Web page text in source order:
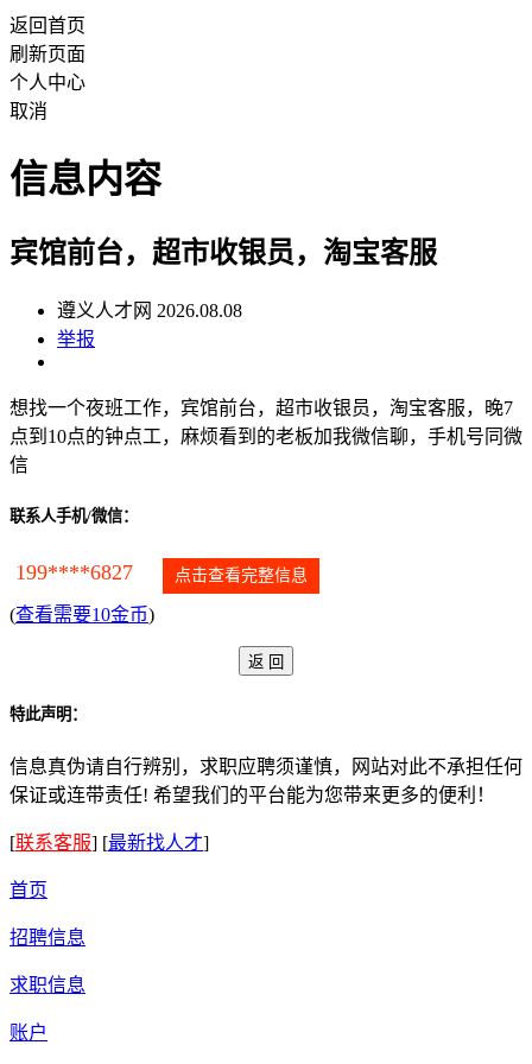
返回首页
刷新页面
个人中心
取消
信息内容
宾馆前台，超市收银员，淘宝客服
遵义人才网 2026.08.08
举报
想找一个夜班工作，宾馆前台，超市收银员，淘宝客服，晚7
点到10点的钟点工，麻烦看到的老板加我微信聊，手机号同微
信
联系人手机/微信：
199****6827 点击查看完整信息
(查看需要10金币)
特此声明：
信息真伪请自行辨别，求职应聘须谨慎，网站对此不承担任何
保证或连带责任! 希望我们的平台能为您带来更多的便利！
[联系客服] [最新找人才]
首页
招聘信息
求职信息
账户